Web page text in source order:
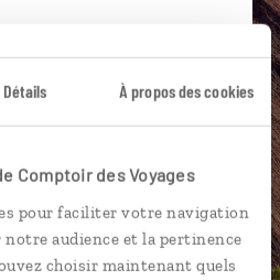
Détails À propos des cookies
Comptoir des Voyages
pour faciliter votre navigation
audience et la pertinence
choisir maintenant quels
votre itinéraire au plus
et de la réalité du pays.
face ou depuis nos studios
interlocuteur avant,
voyage.